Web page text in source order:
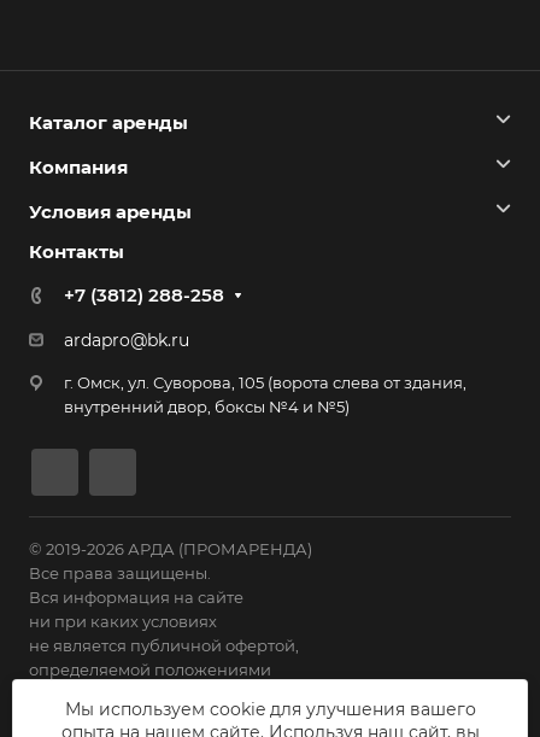
Каталог аренды
Компания
Условия аренды
Контакты
+7 (3812) 288-258
ardapro@bk.ru
г. Омск, ул. Суворова, 105 (ворота слева от здания,
внутренний двор, боксы №4 и №5)
© 2019-2026 АРДА (ПРОМАРЕНДА)
Все права защищены.
Вся информация на сайте
ни при каких условиях
не является публичной офертой,
определяемой положениями
Мы используем cookie для улучшения вашего
опыта на нашем сайте. Используя наш сайт, вы